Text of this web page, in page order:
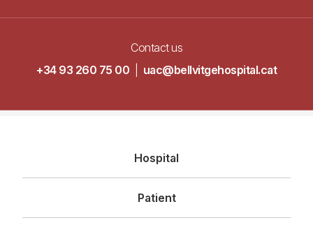
Contact us
+34 93 260 75 00
uac@bellvitgehospital.cat
principal
Hospital
Patient